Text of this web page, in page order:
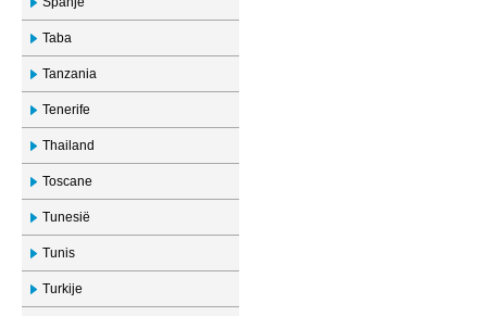
Taba
Tanzania
Tenerife
Thailand
Toscane
Tunesië
Tunis
Turkije